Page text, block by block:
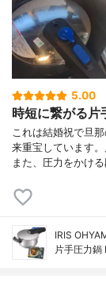
5.00
時短に繋がる片
これは結婚祝で旦
来重宝しています
また、圧力をかけ
IRIS
片手圧力